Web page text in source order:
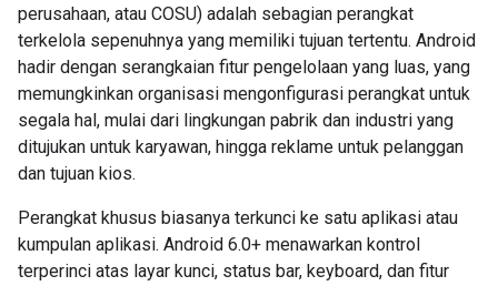
perusahaan, atau COSU) adalah sebagian perangkat
terkelola sepenuhnya yang memiliki tujuan tertentu. Android
hadir dengan serangkaian fitur pengelolaan yang luas, yang
memungkinkan organisasi mengonfigurasi perangkat untuk
segala hal, mulai dari lingkungan pabrik dan industri yang
ditujukan untuk karyawan, hingga reklame untuk pelanggan
dan tujuan kios.
Perangkat khusus biasanya terkunci ke satu aplikasi atau
kumpulan aplikasi. Android 6.0+ menawarkan kontrol
terperinci atas layar kunci, status bar, keyboard, dan fitur